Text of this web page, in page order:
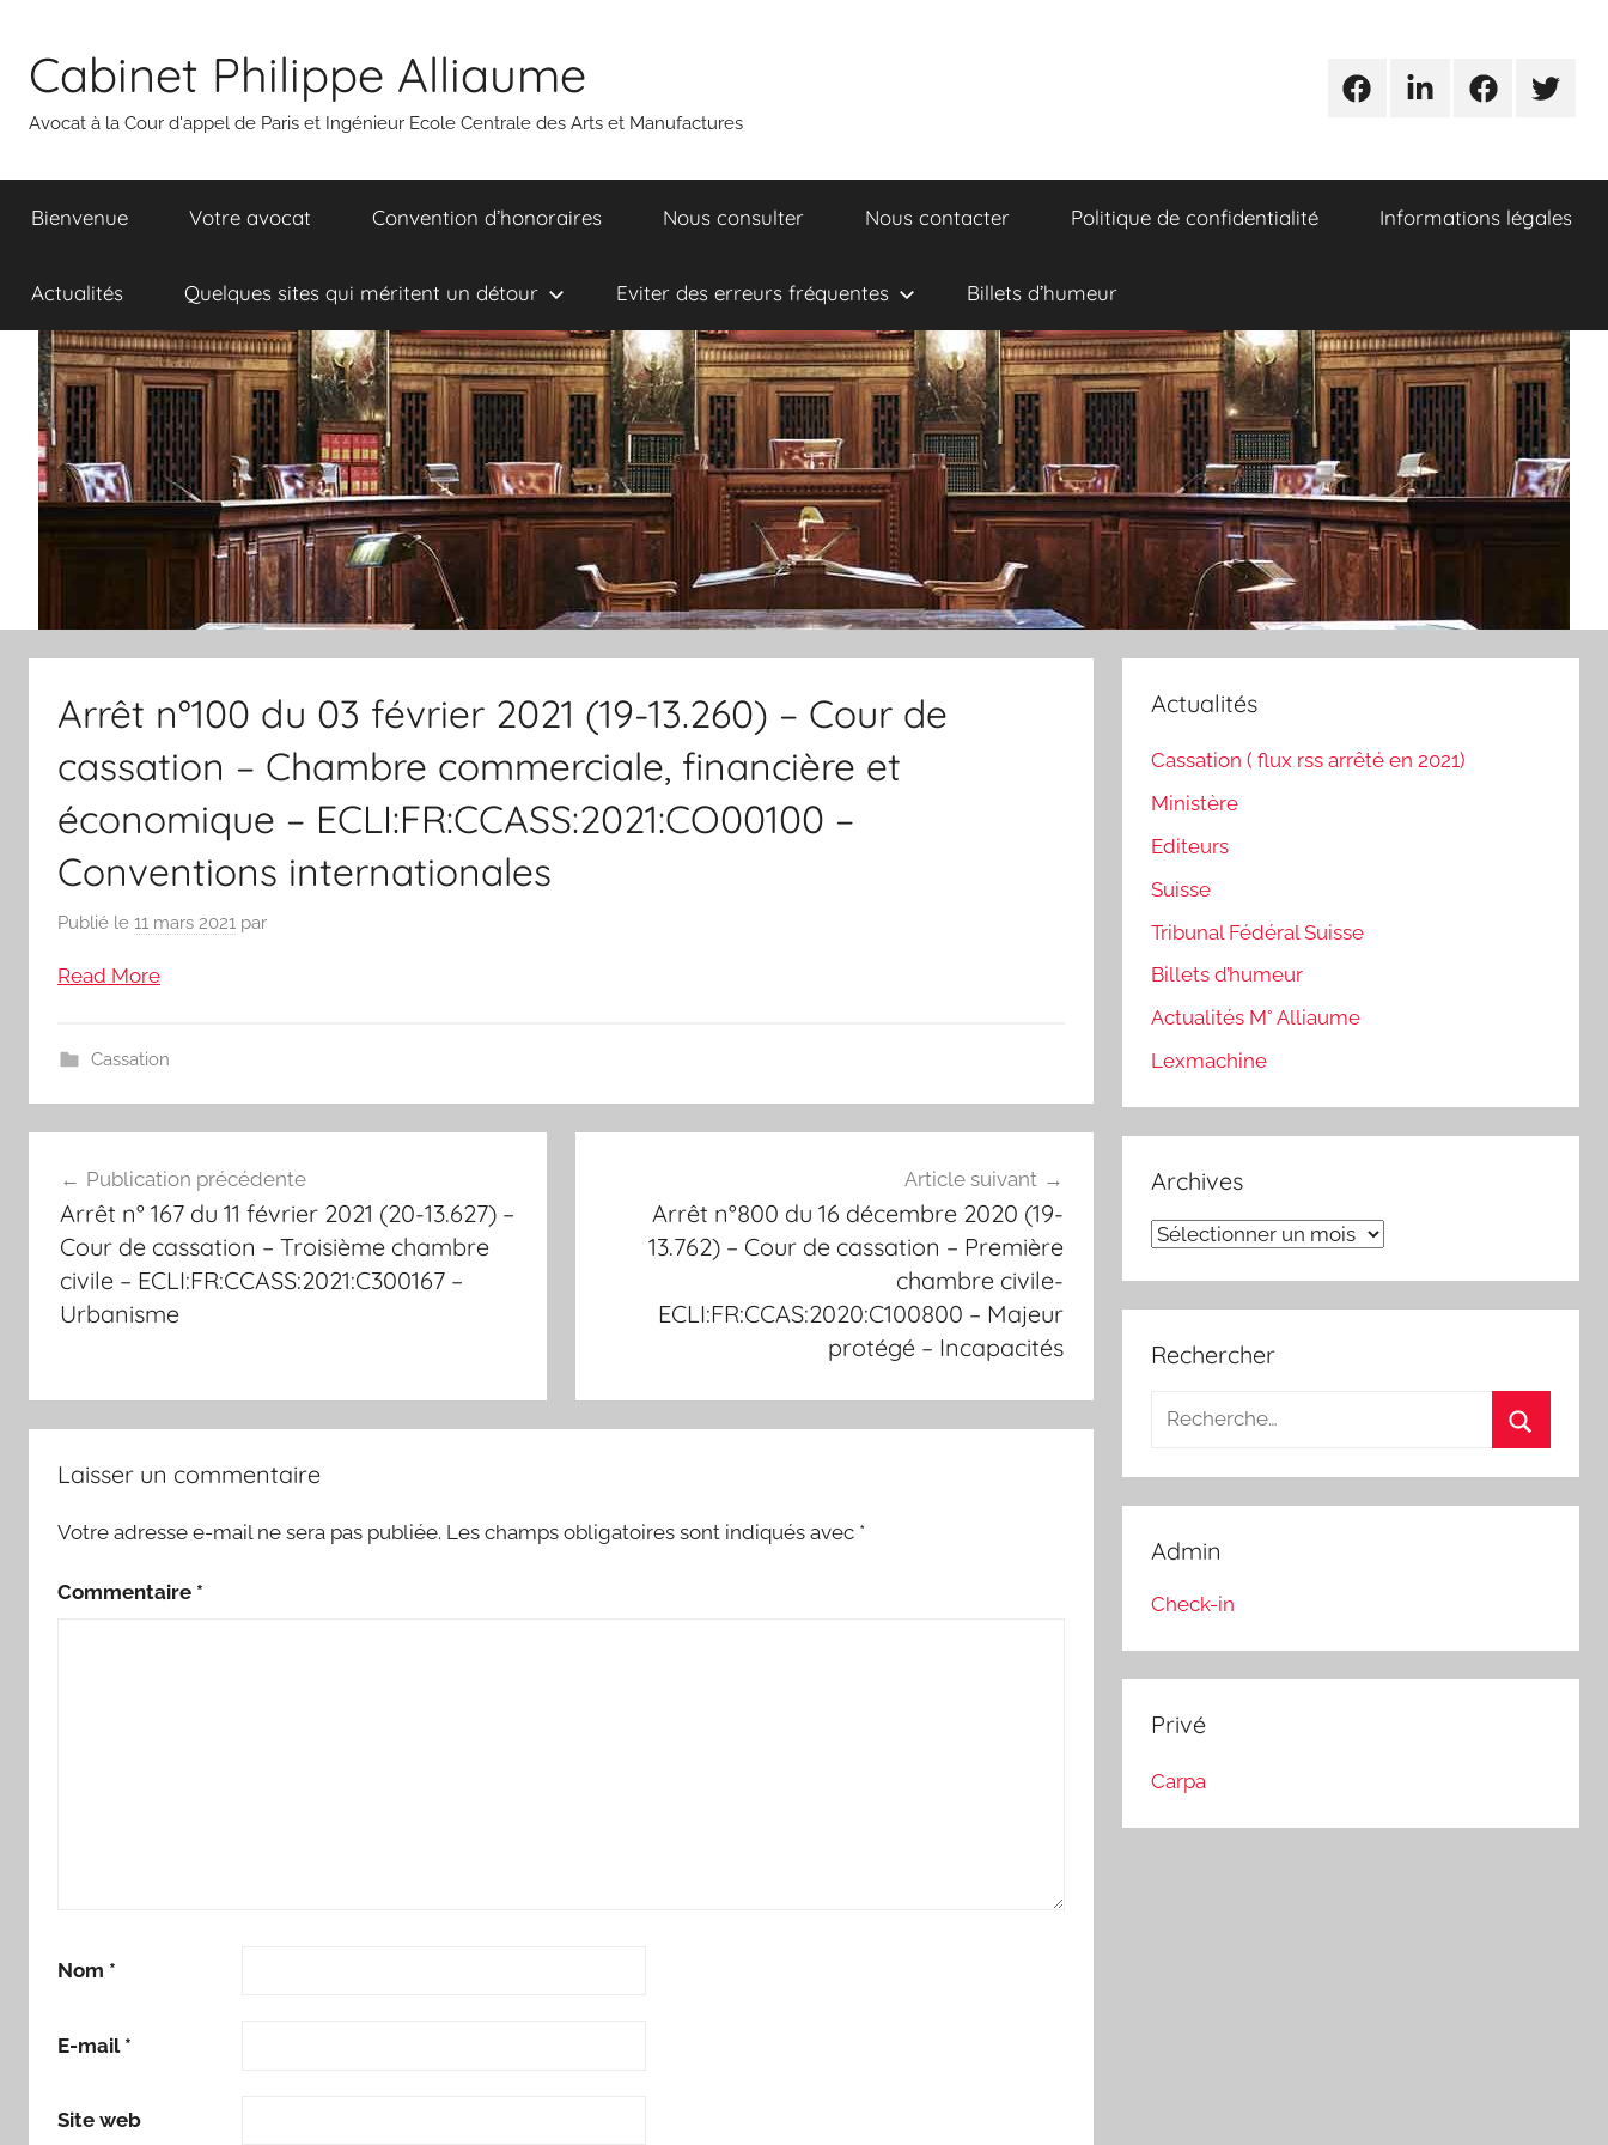
contenu
Cabinet Philippe Alliaume
Avocat à la Cour d'appel de Paris et Ingénieur Ecole Centrale des Arts et Manufactures
UrgencesLinkedinFacebookTwitter
Bienvenue Votre avocat Convention d’honoraires Nous consulter Nous contacter Politique de confidentialité Informations légales
Actualités Quelques sites qui méritent un détour Eviter des erreurs fréquentes Billets d’humeur
Arrêt n°100 du 03 février 2021 (19-13.260) – Cour de
cassation – Chambre commerciale, financière et
économique – ECLI:FR:CCASS:2021:CO00100 –
Conventions internationales
Publié le 11 mars 2021 par
Read More
Cassation
de
l’article
Publication précédente
Arrêt n° 167 du 11 février 2021 (20-13.627) –
Cour de cassation – Troisième chambre
civile – ECLI:FR:CCASS:2021:C300167 –
Urbanisme
Article suivant
Arrêt n°800 du 16 décembre 2020 (19-
13.762) – Cour de cassation – Première
chambre civile-
ECLI:FR:CCAS:2020:C100800 – Majeur
protégé – Incapacités
Laisser un commentaire
Votre adresse e-mail ne sera pas publiée. Les champs obligatoires sont indiqués avec *
Commentaire *
Nom *
E-mail *
Site web
Actualités
Cassation ( flux rss arrêté en 2021)
Ministère
Editeurs
Suisse
Tribunal Fédéral Suisse
Billets d’humeur
Actualités M° Alliaume
Lexmachine
Archives
Archives
Rechercher
Recherche
:
Admin
Check-in
Privé
Carpa